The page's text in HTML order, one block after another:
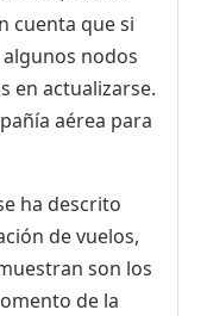
cuenta que si
nodos
en actualizarse.
aérea para
ha descrito
de vuelos,
son los
de la